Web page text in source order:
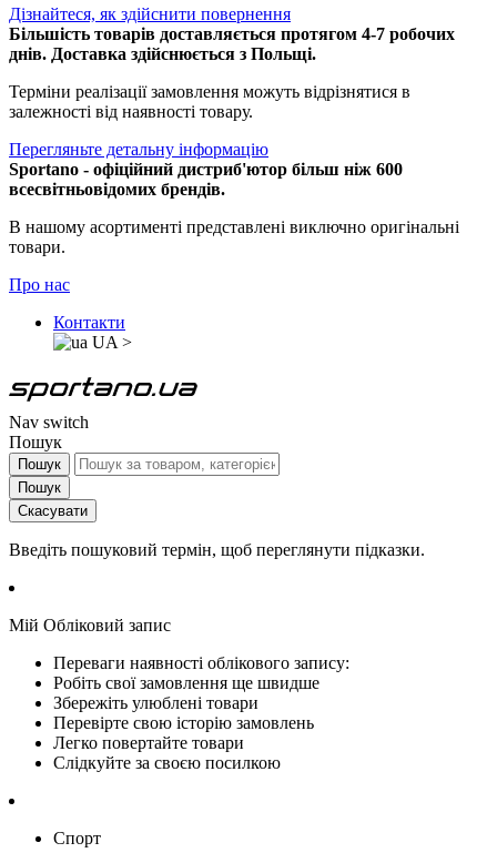
Дізнайтеся, як здійснити повернення
Більшість товарів доставляється протягом 4-7 робочих
днів. Доставка здійснюється з Польщі.
Терміни реалізації замовлення можуть відрізнятися в
залежності від наявності товару.
Перегляньте детальну інформацію
Sportano - офіційний дистриб'ютор більш ніж 600
всесвітньовідомих брендів.
В нашому асортименті представлені виключно оригінальні
товари.
Про нас
Контакти
UA >
Nav switch
Пошук
Пошук
Пошук
Скасувати
Введіть пошуковий термін, щоб переглянути підказки.
Мій Обліковий запис
Переваги наявності облікового запису:
Робіть свої замовлення ще швидше
Збережіть улюблені товари
Перевірте свою історію замовлень
Легко повертайте товари
Слідкуйте за своєю посилкою
Спорт